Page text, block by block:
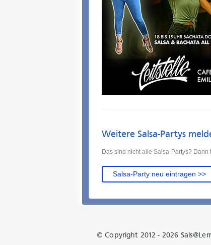
Weitere Salsa-Partys
Das sind nicht alle Salsa-Partys?
Salsa-Party neu eintragen >>
© Copyright 2012 - 2026